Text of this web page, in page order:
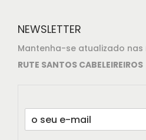
NEWSLETTER
Mantenha-se atualizado nas
RUTE SANTOS CABELEIREIROS
E
m